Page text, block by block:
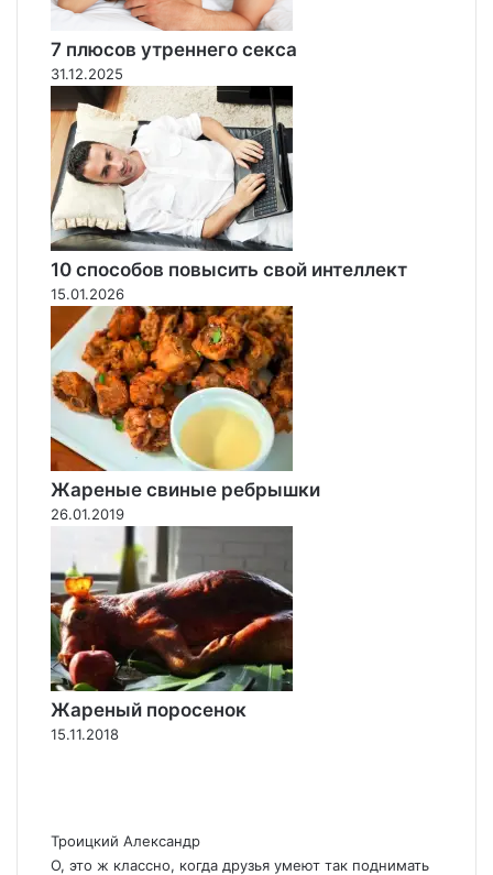
п
о
д
з
е
м
л
и
ф
о
т
о
)
о
д
о
й
с
е
м
ь
и
:
ф
т
о
7 плюсов утреннего секса
31.12.2025
10 способов повысить свой интеллект
15.01.2026
Жареные свиные ребрышки
26.01.2019
Жареный поросенок
15.11.2018
Троицкий Александр
О, это ж классно, когда друзья умеют так поднимать